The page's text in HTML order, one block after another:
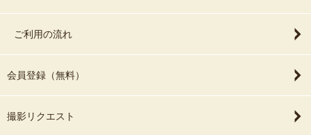
皆さんの記念日やなんでもない日でも、
思い出や幸せをぎゅっと１枚に収めて
10年20年後見返してもかけがえのない
プレゼントができますようお手伝いさせてください。
ご利用の流れ
会員登録（無料）
撮影リクエスト